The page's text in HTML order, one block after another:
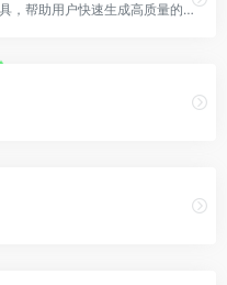
松果AI是专为写作设计的智能工具，帮助用户快速生成高质量的文本内容。无论是文章、报告还是创意文案，都能提供个性化的写作辅助，提升写作效率。